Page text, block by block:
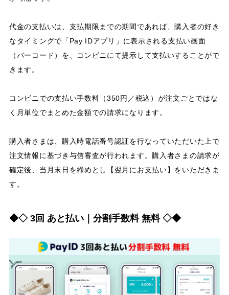
代金の支払いは、支払期限までの期間であれば、購入者の好き
なタイミングで「Pay IDアプリ」に表示される支払い画面
（バーコード）を、コンビニにて提示して支払いすることがで
きます。
コンビニでの支払い手数料（350円／税込）が注文ごとではな
く月単位でまとめた金額での請求になります。
購入者さまは、購入時電話番号認証を行なっていただいた上で
注文情報に基づき与信審査が行われます。購入者さまの請求が
確定後、当月末日を締めとし【翌月にお支払い】をいただきま
す。
◆◇ 3回 あと払い｜分割手数料 無料 ◇◆